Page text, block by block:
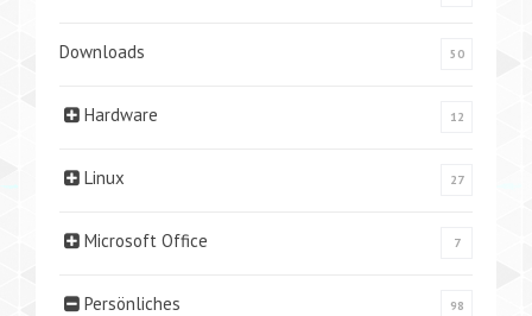
Downloads 50
Hardware 12
Linux 27
Microsoft Office 7
Persönliches 98